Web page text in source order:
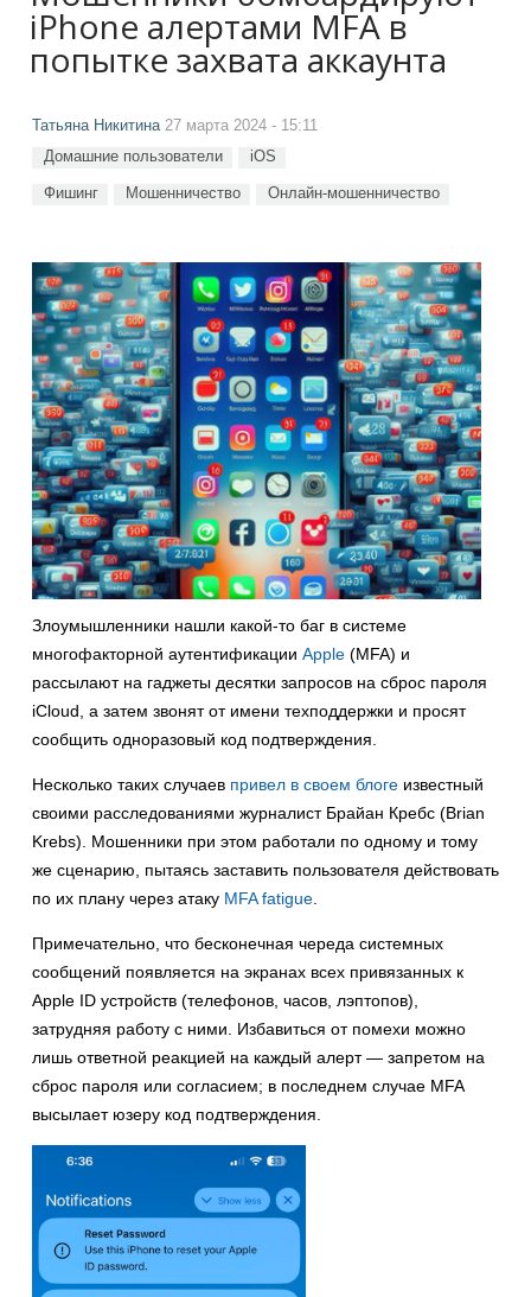
iPhone алертами MFA в
попытке захвата аккаунта
Татьяна Никитина27 марта 2024 - 15:11
Домашние пользователи iOS
Фишинг Мошенничество Онлайн-мошенничество
Злоумышленники нашли какой-то баг в системе
многофакторной аутентификации Apple (MFA) и
рассылают на гаджеты десятки запросов на сброс пароля
iCloud, а затем звонят от имени техподдержки и просят
сообщить одноразовый код подтверждения.
Несколько таких случаев привел в своем блоге известный
своими расследованиями журналист Брайан Кребс (Brian
Krebs). Мошенники при этом работали по одному и тому
же сценарию, пытаясь заставить пользователя действовать
по их плану через атаку MFA fatigue.
Примечательно, что бесконечная череда системных
сообщений появляется на экранах всех привязанных к
Apple ID устройств (телефонов, часов, лэптопов),
затрудняя работу с ними. Избавиться от помехи можно
лишь ответной реакцией на каждый алерт — запретом на
сброс пароля или согласием; в последнем случае MFA
высылает юзеру код подтверждения.